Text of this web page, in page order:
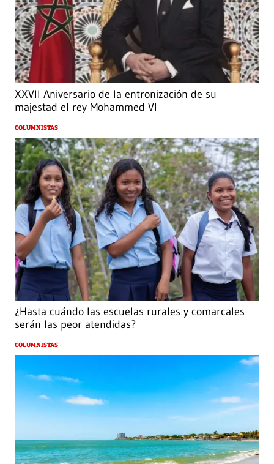
XXVII Aniversario de la entronización de su
majestad el rey Mohammed VI
COLUMNISTAS
¿Hasta cuándo las escuelas rurales y comarcales
serán las peor atendidas?
COLUMNISTAS